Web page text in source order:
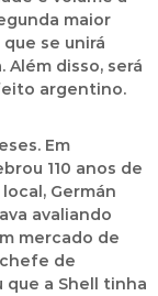
maior
se unirá
disso, será
argentino.
Em
110 anos de
Germán
avaliando
mercado de
de
que a Shell tinha